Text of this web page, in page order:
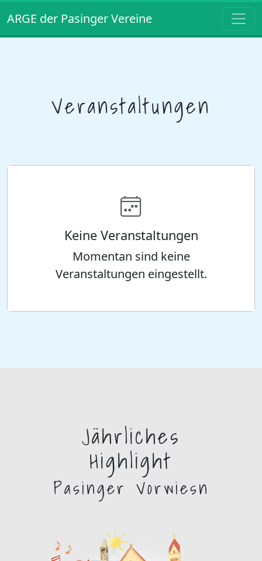
ARGE der Pasinger Vereine
Veranstaltungen
Keine Veranstaltungen
Momentan sind keine
Veranstaltungen eingestellt.
Jährliches
Highlight
Pasinger Vorwiesn
Pasinger Vorwiesn